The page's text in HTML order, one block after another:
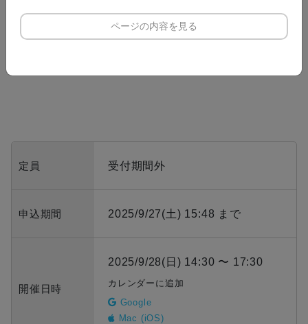
定員 受付期間外
申込期間 2025/9/27(土) 15:48 まで
開催日時
2025/9/28(日) 14:30 〜 17:30
カレンダーに追加
Google
Mac (iOS)
ページの内容を見る